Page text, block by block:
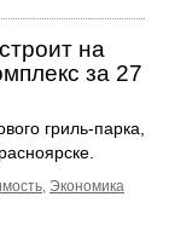
на
за 27
гриль-парка,
, Экономика